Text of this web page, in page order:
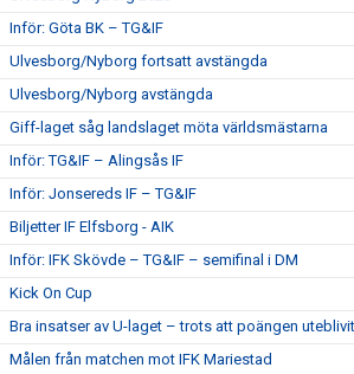
Inför: Göta BK – TG&IF
Ulvesborg/Nyborg fortsatt avstängda
Ulvesborg/Nyborg avstängda
Giff-laget såg landslaget möta världsmästarna
Inför: TG&IF – Alingsås IF
Inför: Jonsereds IF – TG&IF
Biljetter IF Elfsborg - AIK
Inför: IFK Skövde – TG&IF – semifinal i DM
Kick On Cup
Bra insatser av U-laget – trots att poängen uteblivit
Målen från matchen mot IFK Mariestad